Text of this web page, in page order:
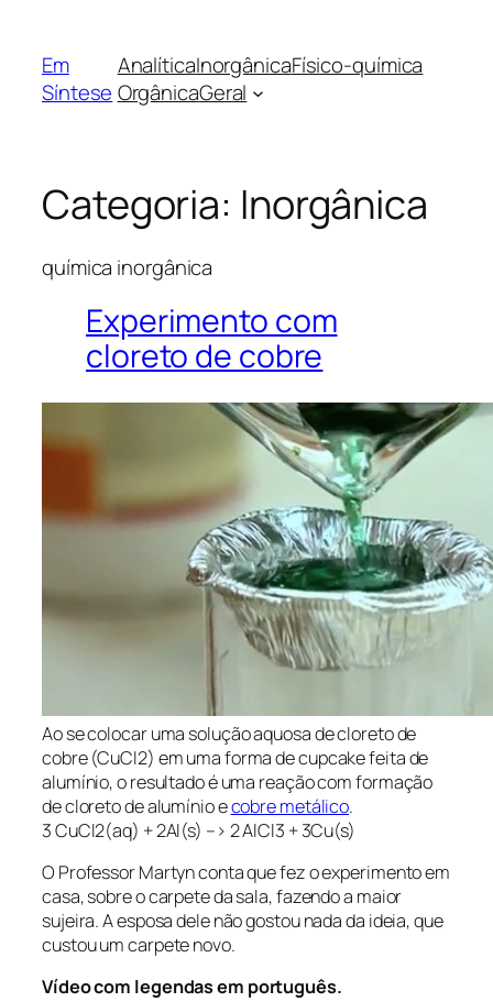
conteúdo
Em
Síntese
AnalíticaInorgânicaFísico-química
OrgânicaGeral
Categoria: Inorgânica
química inorgânica
Experimento com
cloreto de cobre
Ao se colocar uma solução aquosa de cloreto de
cobre (CuCl2) em uma forma de cupcake feita de
alumínio, o resultado é uma reação com formação
de cloreto de alumínio ecobre metálico.
3 CuCl2(aq) + 2Al(s) –> 2 AlCl3 + 3Cu(s)
O Professor Martyn conta que fez o experimento em
casa, sobre o carpete da sala, fazendo a maior
sujeira. A esposa dele não gostou nada da ideia, que
custou um carpete novo.
Vídeo com legendas em português.